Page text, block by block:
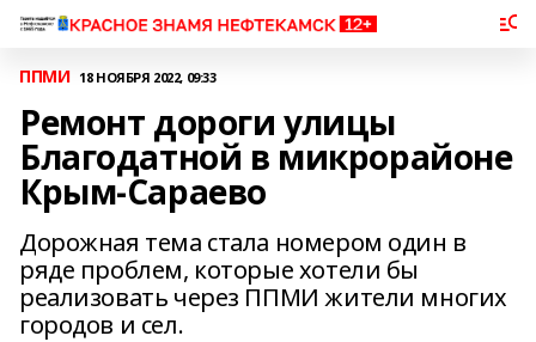
ППМИ 18 НОЯБРЯ 2022, 09:33
Ремонт дороги улицы
Благодатной в микрорайоне
Крым-Сараево
Дорожная тема стала номером один в
ряде проблем, которые хотели бы
реализовать через ППМИ жители многих
городов и сел.